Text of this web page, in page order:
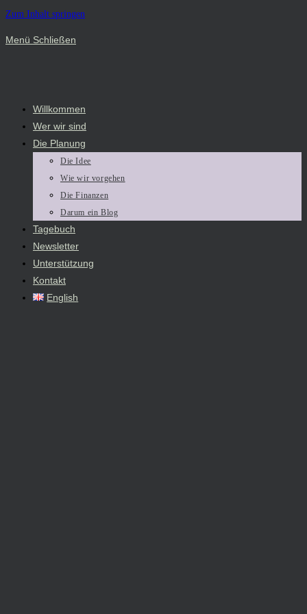
Zum Inhalt springen
Menü Schließen
Willkommen
Wer wir sind
Die Planung
Die Idee
Wie wir vorgehen
Die Finanzen
Darum ein Blog
Tagebuch
Newsletter
Unterstützung
Kontakt
English